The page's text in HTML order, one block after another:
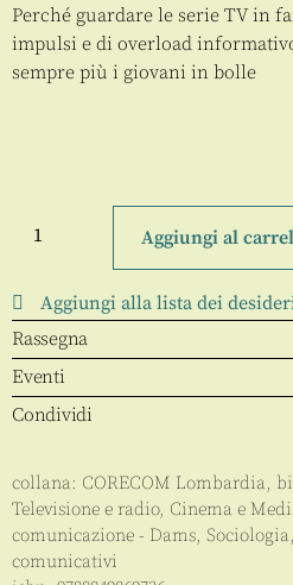
Perché guardare le serie TV in
impulsi e di overload
sempre più i giovani in bolle
Serie
guardare
in
famiglia
quantità
Aggiungi al
Aggiungi alla lista dei
Rassegna
Eventi
Condividi
collana: CORECOM Lombardia,
Televisione e radio, Cinema e
comunicazione - Dams, Sociologia,
comunicativi